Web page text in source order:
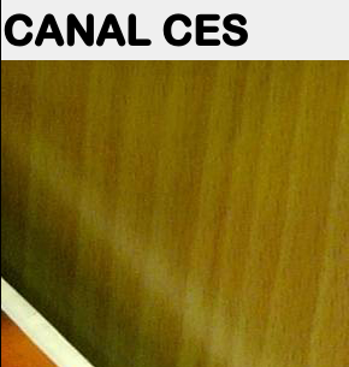
CANAL CES